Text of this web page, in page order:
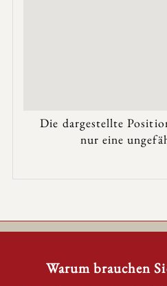
Die dargestellte
nur eine
Warum brauchen